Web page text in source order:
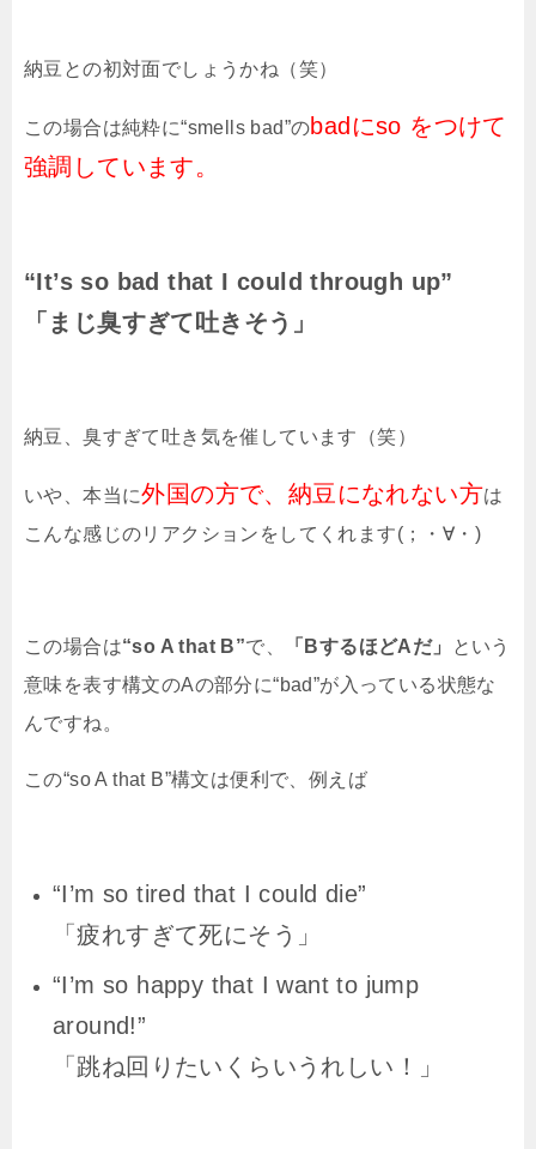
納豆との初対面でしょうかね（笑）
この場合は純粋に“smells bad”のbadにso をつけて
強調しています。
“It’s so bad that I could through up”
「まじ臭すぎて吐きそう」
納豆、臭すぎて吐き気を催しています（笑）
いや、本当に外国の方で、納豆になれない方は
こんな感じのリアクションをしてくれます(；・∀・)
この場合は“so A that B”で、 「 BするほどAだ」
という
意味を表す構文のAの部分に“bad”が入っている状態な
んですね。
この“so A that B”構文は便利で、例えば
“I’m so tired that I could die”
「疲れすぎて死にそう」
“I’m so happy that I want to jump
around!”
「跳ね回りたいくらいうれしい！」